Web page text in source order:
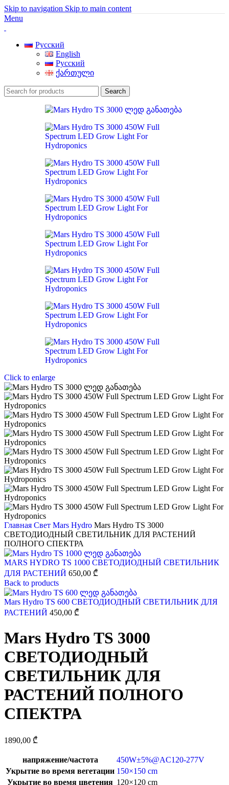
Skip to navigation Skip to main content
Menu
Русский
English
Русский
ქართული
Search
Click to enlarge
Главная Свет Mars Hydro Mars Hydro TS 3000
СВЕТОДИОДНЫЙ СВЕТИЛЬНИК ДЛЯ РАСТЕНИЙ
ПОЛНОГО СПЕКТРА
MARS HYDRO TS 1000 СВЕТОДИОДНЫЙ СВЕТИЛЬНИК
ДЛЯ РАСТЕНИЙ 650,00 ₾
Back to products
Mars Hydro TS 600 СВЕТОДИОДНЫЙ СВЕТИЛЬНИК ДЛЯ
РАСТЕНИЙ 450,00 ₾
Mars Hydro TS 3000
СВЕТОДИОДНЫЙ
СВЕТИЛЬНИК ДЛЯ
РАСТЕНИЙ ПОЛНОГО
СПЕКТРА
1890,00 ₾
напряжение/частота
450W±5%@AC120-277V
Укрытие во время вегетации 150×150 cm
Укрытие во время цветения 120×120 cm